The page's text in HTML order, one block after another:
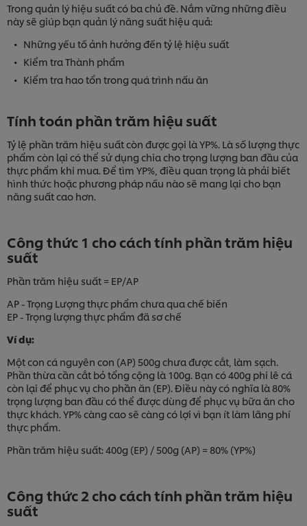
Trong quản lý hiệu suất có ba chủ đề. Nắm vững những điều
này sẽ giúp bạn quản lý năng suất hiệu quả:
Những yếu tố ảnh hưởng đến tỷ lệ hiệu suất
Kiểm tra Thành phẩm
Kiểm tra hao tổn trong quá trình nấu ăn
Tính toán phần trăm hiệu suất
Tỷ lệ phần trăm hiệu suất còn được gọi là YP%. Là số lượng thực
phẩm còn lại có thể sử dụng chia cho trọng lượng ban đầu của
thực phẩm khi mua. Để tìm YP%, điều quan trọng là phải biết
hình thức hoặc phương pháp nấu nào sẽ mang lại cho bạn
năng suất cao hơn.
Công thức 1 cho cách tính phần trăm hiệu
suất
Phần trăm hiệu suất = EP/AP
AP - Trọng Lượng thực phẩm chưa qua chế biến
EP - Trọng lượng thực phẩm đã sơ chế
Ví dụ:
Một con cá nguyên con (AP) 500g chưa được cắt, làm sạch.
Phần thừa cần cắt bỏ tổng cộng là 100g. Bạn có 400g phi lê cá
còn lại để phục vụ cho phần ăn (EP). Điều này có nghĩa là 80%
trọng lượng ban đầu có thể được dùng để phục vụ bữa ăn cho
thực khách. YP% càng cao sẽ càng có lợi vì bạn ít làm lãng phí
thực phẩm.
Phần trăm hiệu suất: 400g (EP) / 500g (AP) = 80% (YP%)
Công thức 2 cho cách tính phần trăm hiệu
suất